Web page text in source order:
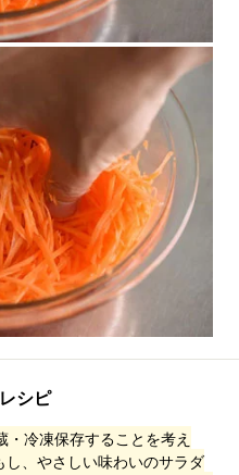
シピ
・冷凍保存することを考え
し、やさしい味わいのサラダ